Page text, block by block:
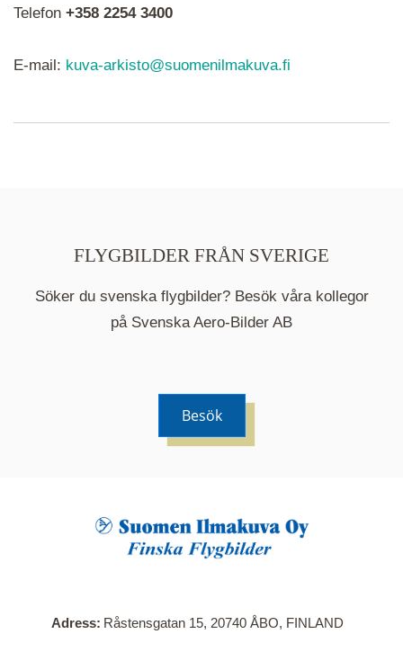
syns som nålar istället.
När du klickar på en serie så öppnas en ny flik.
Här visas en karta över bilder med kända
Telefon +358 2254 3400
E-mail: kuva-arkisto@suomenilmakuva.fi
FLYGBILDER FRÅN SVERIGE
Söker du svenska flygbilder? Besök våra kollegor
på Svenska Aero-Bilder AB
Besök
Adress Råstensgatan 15, 20740 ÅBO, FINLAND